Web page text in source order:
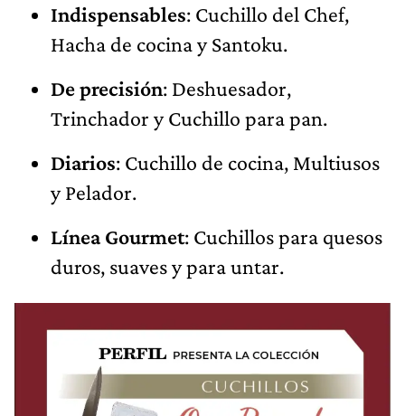
Indispensables: Cuchillo del Chef,
Hacha de cocina y Santoku.
De precisión: Deshuesador,
Trinchador y Cuchillo para pan.
Diarios: Cuchillo de cocina, Multiusos
y Pelador.
Línea Gourmet: Cuchillos para quesos
duros, suaves y para untar.